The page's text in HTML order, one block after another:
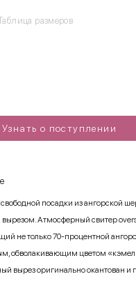
размеров
Узнать о поступлении
посадки из ангорской
Атмосферный свитер
не только 70-процентной
обволакивающим цветом
вырез оригинально окантован и